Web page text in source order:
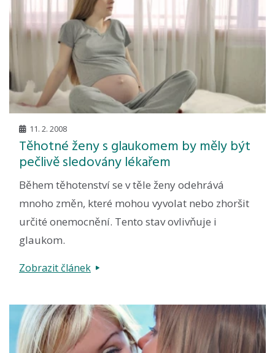
11. 2. 2008
Těhotné ženy s glaukomem by měly být
pečlivě sledovány lékařem
Během těhotenství se v těle ženy odehrává
mnoho změn, které mohou vyvolat nebo zhoršit
určité onemocnění. Tento stav ovlivňuje i
glaukom.
Zobrazit článek